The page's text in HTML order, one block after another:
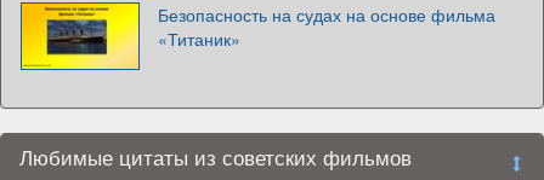
Безопасность на судах на основе фильма
«Титаник»
Любимые цитаты из советских фильмов